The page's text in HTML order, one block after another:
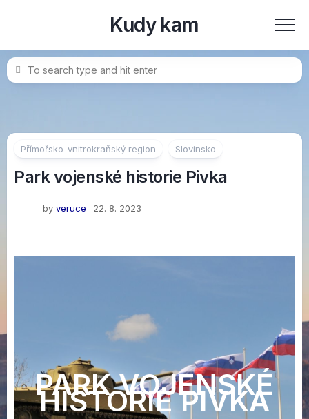
Kudy kam
Přímořsko-vnitrokraňský region Slovinsko
Park vojenské historie Pivka
by veruce 22. 8. 2023
PARK VOJENSKÉ
HISTORIE PIVKA